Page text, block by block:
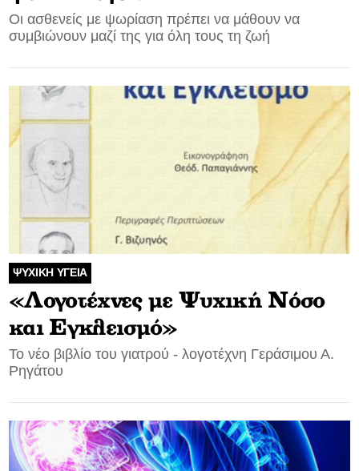
Οι ασθενείς με ψωρίαση πρέπει να μάθουν να
συμβιώνουν μαζί της για όλη τους τη ζωή
ΨΥΧΙΚΗ ΥΓΕΙΑ
«Λογοτέχνες με Ψυχική Νόσο
και Εγκλεισμό»
Το νέο βιβλίο του γιατρού - λογοτέχνη Γεράσιμου Α.
Ρηγάτου